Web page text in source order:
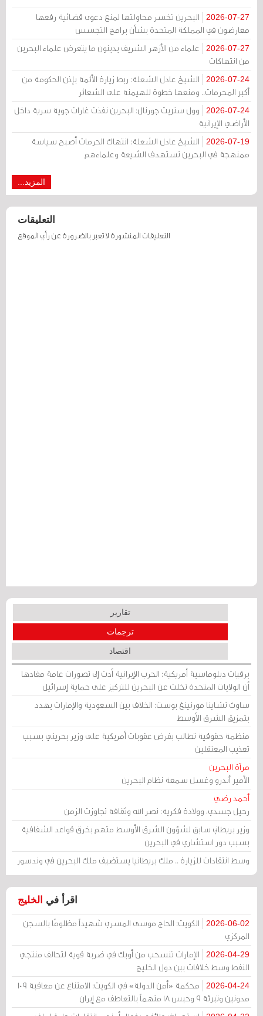
2026-07-27
البحرين تخسر محاولتها لمنع دعوى قضائية رفعها
معارضون في المملكة المتحدة بشأن برامج التجسس
2026-07-27
علماء من الأزهر الشريف يدينون ما يتعرض علماء البحرين
من انتهاكات
2026-07-24
الشيخ عادل الشعلة: ربط زيارة الأئمة بإذن الحكومة من
أكبر المحرمات.. ومنعها خطوة للهيمنة على الشعائر
2026-07-24
وول ستريت جورنال: البحرين نفذت غارات جوية سرية داخل
الأراضي الإيرانية
2026-07-19
الشيخ عادل الشعلة: انتهاك الحرمات أصبح سياسة
ممنهجة في البحرين تستهدف الشيعة وعلماءهم
المزيد...
التعليقات
التعليقات المنشورة لا تعبر بالضرورة عن رأي الموقع
تقارير
ترجمات
اقتصاد
برقيات دبلوماسية أمريكية: الحرب الإيرانية أدت إلى تصورات عامة مفادها
أن الولايات المتحدة تخلت عن البحرين للتركيز على حماية إسرائيل
ساوث تشاينا مورنينغ بوست: الخلاف بين السعودية والإمارات يهدد
بتمزيق الشرق الأوسط
منظمة حقوقية تطالب بفرض عقوبات أمريكية على وزير بحريني بسبب
تعذيب المعتقلين
مرآة البحرين
الأمير أندرو وغسل سمعة نظام البحرين
أحمد رضي
رحيل جسدي، وولادة فكرية: نصر الله وثقافة تجاوزت الزمن
وزير بريطاني سابق لشؤون الشرق الأوسط متهم بخرق قواعد الشفافية
بسبب دور استشاري في البحرين
وسط انتقادات للزيارة .. ملك بريطانيا يستضيف ملك البحرين في وندسور
اقرأ في الخليج
2026-06-02
الكويت: الحاج موسى المسري شهيداً مظلومًا بالسجن
المركزي
2026-04-29
الإمارات تنسحب من أوبك في ضربة قوية لتحالف منتجي
النفط وسط خلافات بين دول الخليج
2026-04-24
محكمة «أمن الدولة» في الكويت: الامتناع عن معاقبة 109
مدونين وتبرئة 9 وحبس 18 متهماً بالتعاطف مع إيران